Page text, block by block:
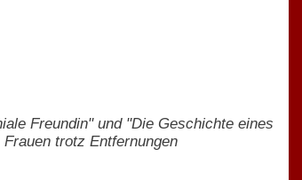
Freundin" und "Die Geschichte eines
trotz Entfernungen